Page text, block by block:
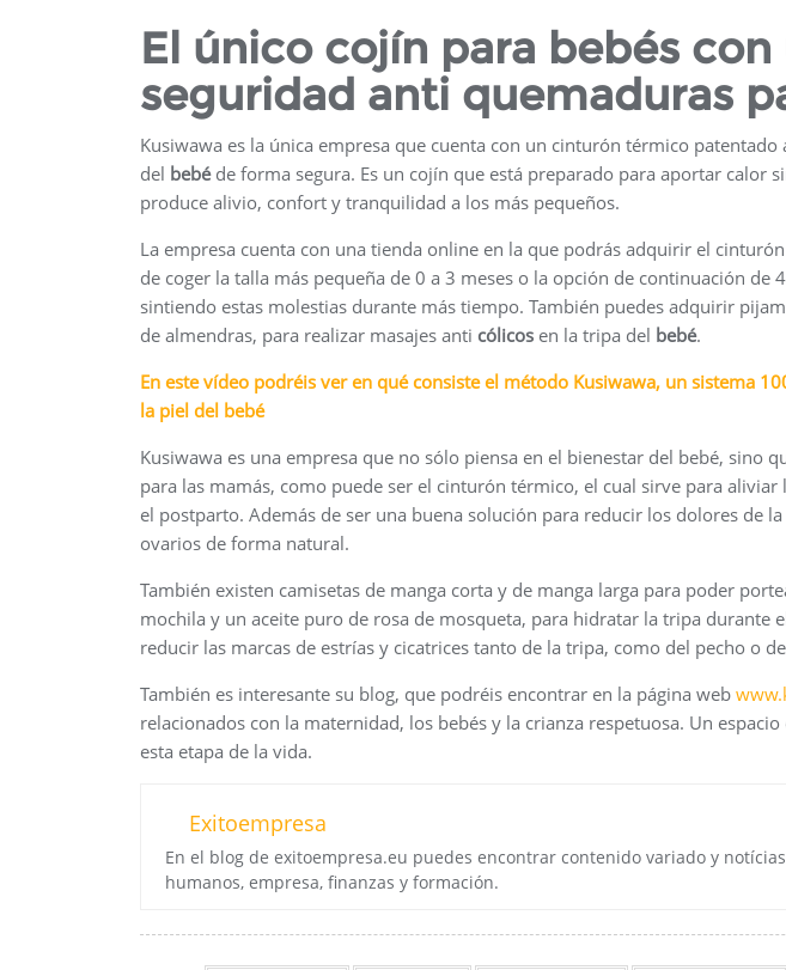
El único cojín para bebés
seguridad anti quemaduras
Kusiwawa es la única empresa que cuenta con un cinturón térmico
del bebéde forma segura. Es un cojín que está preparado para aportar calor
produce alivio, confort y tranquilidad a los más pequeños.
La empresa cuenta con una tienda online en la que podrás adquirir el
de coger la talla más pequeña de 0 a 3 meses o la opción de continuación de
sintiendo estas molestias durante más tiempo. También puedes adquirir
de almendras, para realizar masajes anti cólicos en la tripa del bebé.
En este vídeo podréis ver en qué consiste el método Kusiwawa, un sistema
la piel del bebé
Kusiwawa es una empresa que no sólo piensa en el bienestar del bebé, sino
para las mamás, como puede ser el cinturón térmico, el cual sirve para
el postparto. Además de ser una buena solución para reducir los dolores de
ovarios de forma natural.
También existen camisetas de manga corta y de manga larga para poder
mochila y un aceite puro de rosa de mosqueta, para hidratar la tripa durante
reducir las marcas de estrías y cicatrices tanto de la tripa, como del pecho o
También es interesante su blog, que podréis encontrar en la página web
relacionados con la maternidad, los bebés y la crianza respetuosa. Un
esta etapa de la vida.
Exitoempresa
En el blog de exitoempresa.eu puedes encontrar contenido variado y
humanos, empresa, finanzas y formación.